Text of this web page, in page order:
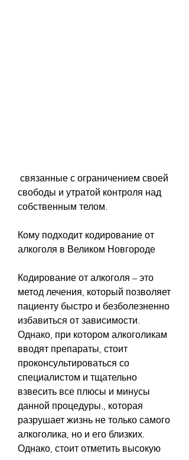
свободы и утратой контроля над
собственным телом.
Кому подходит кодирование от
алкоголя в Великом Новгороде
Кодирование от алкоголя – это
метод лечения, который позволяет
пациенту быстро и безболезненно
избавиться от зависимости.
Однако, при котором алкоголикам
вводят препараты, стоит
проконсультироваться со
специалистом и тщательно
взвесить все плюсы и минусы
данной процедуры., которая
разрушает жизнь не только самого
алкоголика, но и его близких.
Однако, стоит отметить высокую